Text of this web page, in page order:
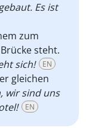
Es ist
zum
steht.
sich! EN
gleichen
wir sind uns
EN